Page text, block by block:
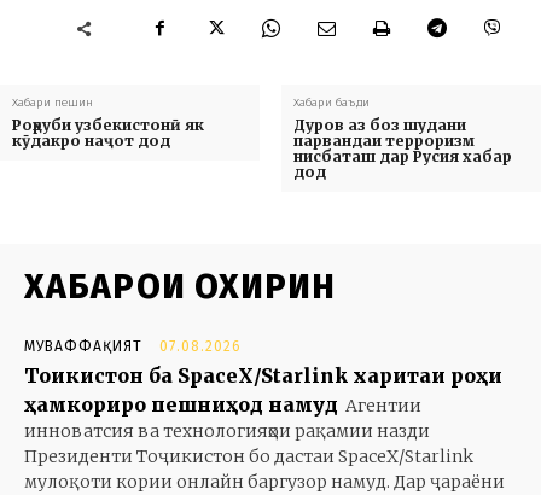
Хабари пешин
Роҳруби узбекистонӣ як
кӯдакро наҷот дод
Хабари баъди
Дуров аз боз шудани
парвандаи терроризм
нисбаташ дар Русия хабар
дод
ХАБАРҲОИ ОХИРИН
МУВАФФАҚИЯТ 07.08.2026
Тоҷикистон ба SpaceX/Starlink харитаи роҳи
ҳамкориро пешниҳод намуд Агентии
инноватсия ва технологияҳои рақамии назди
Президенти Тоҷикистон бо дастаи SpaceX/Starlink
мулоқоти кории онлайн баргузор намуд. Дар ҷараёни